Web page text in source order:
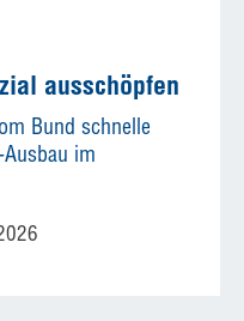
ausschöpfen
Bund schnelle
im